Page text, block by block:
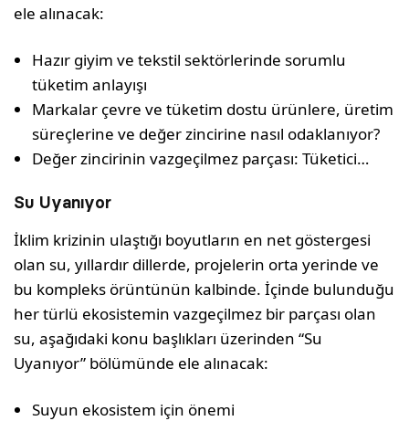
ele alınacak:
Hazır giyim ve tekstil sektörlerinde sorumlu
tüketim anlayışı
Markalar çevre ve tüketim dostu ürünlere, üretim
süreçlerine ve değer zincirine nasıl odaklanıyor?
Değer zincirinin vazgeçilmez parçası: Tüketici…
Su Uyanıyor
İklim krizinin ulaştığı boyutların en net göstergesi
olan su, yıllardır dillerde, projelerin orta yerinde ve
bu kompleks örüntünün kalbinde. İçinde bulunduğu
her türlü ekosistemin vazgeçilmez bir parçası olan
su, aşağıdaki konu başlıkları üzerinden “Su
Uyanıyor” bölümünde ele alınacak:
Suyun ekosistem için önemi